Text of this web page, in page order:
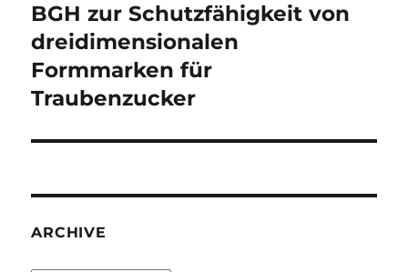
Next
post:
BGH zur Schutzfähigkeit von
dreidimensionalen
Formmarken für
Traubenzucker
ARCHIVE